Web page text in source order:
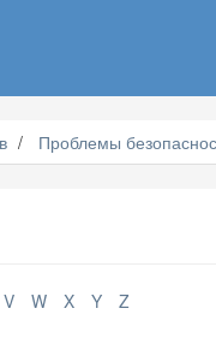
Проблемы
V W X Y Z